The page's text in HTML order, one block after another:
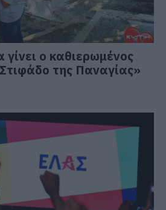
ο καθιερωμένος
της Παναγίας»